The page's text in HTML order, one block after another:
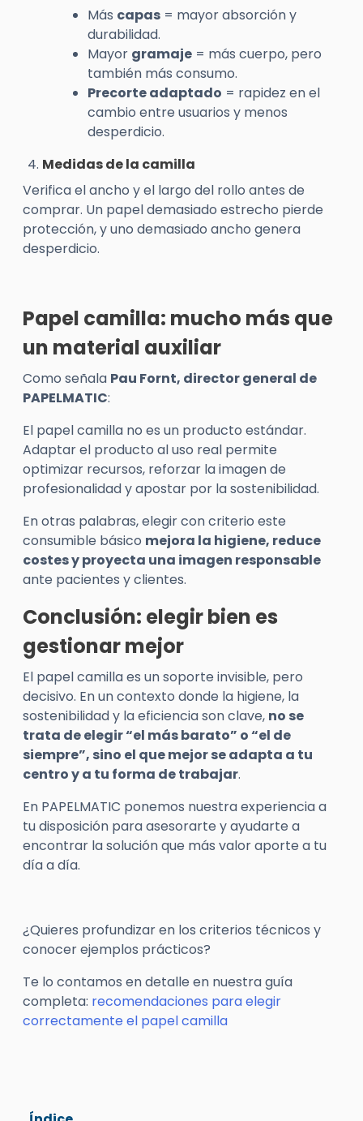
Más capas = mayor absorción y
durabilidad.
Mayor gramaje = más cuerpo, pero
también más consumo.
Precorte adaptado = rapidez en el
cambio entre usuarios y menos
desperdicio.
Medidas de la camilla
Verifica el ancho y el largo del rollo antes de
comprar. Un papel demasiado estrecho pierde
protección, y uno demasiado ancho genera
desperdicio.
Papel camilla: mucho más que
un material auxiliar
Como señala Pau Fornt, director general de
PAPELMATIC:
El papel camilla no es un producto estándar.
Adaptar el producto al uso real permite
optimizar recursos, reforzar la imagen de
profesionalidad y apostar por la sostenibilidad.
En otras palabras, elegir con criterio este
consumible básico mejora la higiene, reduce
costes y proyecta una imagen responsable
ante pacientes y clientes.
Conclusión: elegir bien es
gestionar mejor
El papel camilla es un soporte invisible, pero
decisivo. En un contexto donde la higiene, la
sostenibilidad y la eficiencia son clave, no se
trata de elegir “el más barato” o “el de
siempre”, sino el que mejor se adapta a tu
centro y a tu forma de trabajar.
En PAPELMATIC ponemos nuestra experiencia a
tu disposición para asesorarte y ayudarte a
encontrar la solución que más valor aporte a tu
día a día.
¿Quieres profundizar en los criterios técnicos y
conocer ejemplos prácticos?
Te lo contamos en detalle en nuestra guía
completa: recomendaciones para elegir
correctamente el papel camilla